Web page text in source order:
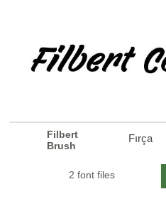
Filbert
Brush
Fırça
2 font files